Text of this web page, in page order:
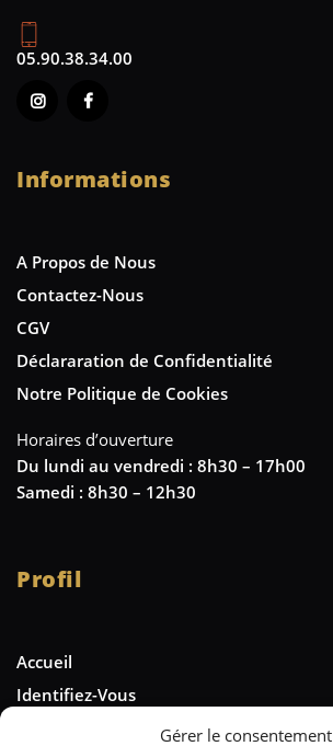
Gérer le consentement
05.90.38.34.00
Informations
A Propos de Nous
Contactez-Nous
CGV
Déclararation de Confidentialité
Notre Politique de Cookies
Horaires d’ouverture
Du lundi au vendredi : 8h30 – 17h00
Samedi : 8h30 – 12h30
Profil
Accueil
Identifiez-Vous